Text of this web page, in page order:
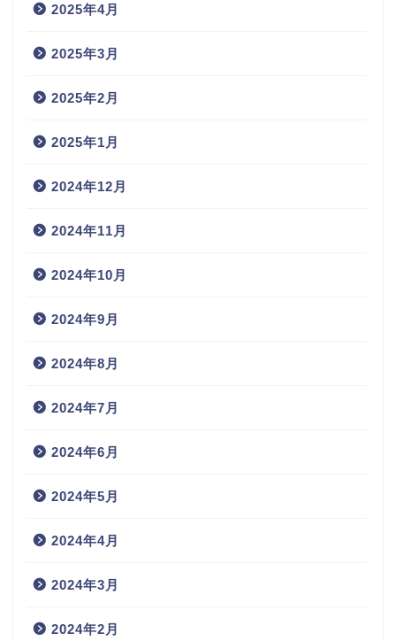
2025年4月
2025年3月
2025年2月
2025年1月
2024年12月
2024年11月
2024年10月
2024年9月
2024年8月
2024年7月
2024年6月
2024年5月
2024年4月
2024年3月
2024年2月